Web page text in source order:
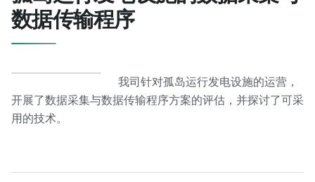
数据传输程序
我司针对孤岛运行发电设施的运营，
开展了数据采集与数据传输程序方案的评估，并探讨了可采
用的技术。